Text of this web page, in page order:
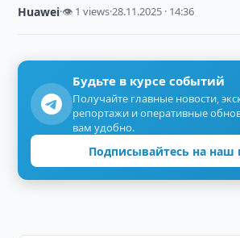
Huawei·👁 1 views·28.11.2025 · 14:36
Будьте в курсе событий
Получайте главные новости,
репортажи и оперативные
вам удобно.
Подписывайтесь на наш